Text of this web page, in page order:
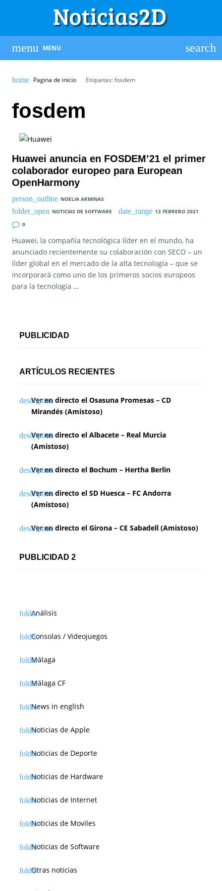
MENU
Pagina de inicio Etiquetas: fosdem
fosdem
Huawei anuncia en FOSDEM’21 el primer
colaborador europeo para European
OpenHarmony
NOELIA ARMINAS
NOTICIAS DE SOFTWARE
12 FEBRERO 2021
0
Huawei, la compañía tecnológica líder en el mundo, ha
anunciado recientemente su colaboración con SECO – un
líder global en el mercado de la alta tecnología – que se
incorporará como uno de los primeros socios europeos
para la tecnología …
PUBLICIDAD
ARTÍCULOS RECIENTES
Ver en directo el Osasuna Promesas – CD
Mirandés (Amistoso)
Ver en directo el Albacete – Real Murcia
(Amistoso)
Ver en directo el Bochum – Hertha Berlin
Ver en directo el SD Huesca – FC Andorra
(Amistoso)
Ver en directo el Girona – CE Sabadell (Amistoso)
PUBLICIDAD 2
Análisis
Consolas / Videojuegos
Málaga
Málaga CF
News in english
Noticias de Apple
Noticias de Deporte
Noticias de Hardware
Noticias de Internet
Noticias de Moviles
Noticias de Software
Otras noticias